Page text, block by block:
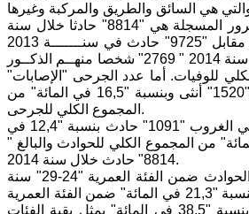
وبحسب تقرير حوادث المرور الذي أصدره الجهاز المركزي للإحصاء التابع الوزارة لسنة ان عدد حـوادث المرور المسجلة هي "8814" حادثا خلال سنة
2014 منها "2531" حادثا مميتا بنسبة "28,7 في المائة" وغير مميت "6283" حادثا وبنسبة "71,3 في المائة"، مقابل "9725" حادث في سنـــــــة 2013
وبانخفاض مقداره "9,4 في المائة". بينما سجــــلت عدد ضحايا حوادث المرور "الوفيات" حســب الجنس خلال سنة 2014 " 2769" شخصا منهــم الذكــور
شخصا بنسبة "20,8 في المائة" من المجموع الكلي للوفيات. أما عدد الجرحى "الإصابات"
لحوادث المرور المسجلة حسب الجنس بلغ "9210" شخصا منهـم "7690 " ذكرا وبنسبة "83,5 في المائة" و"1520" أنثى وبنسبة "16,5 في المائة" من
المجموع الكلي للجرحى.
اما الحوادث حسب حالة الضياء الواقعة خلال النهار فقد سجلت "5781" حادث بنسبة "65,6 في المائة" إما في الغروب "1091" حادث بنسبة "12,4 في
"995" حـادث بنسبة "11,3 في المائة" وخلال الليل "947" حـــادثاً بنســبة "10,7 في المائة" من المجموع الكلي للحوادث والبالغ "
8814" حادث خلال سنة 2014.
عدد السواقين المشتركين في الحوادث بلغ "11566" سائق خلال سنة 2014 حيث سجل "2537" سائق في الحوادث ضمن الفئة العمرية "24-29" سنة
وبنسبة "21,9 في المائة" وتمثل أعلى نسبة للسواقين المشتركين في حين اشترك "2466" سائق بالحوادث وبنسبة "21,3 في المائة" ضمن الفئة العمرية
"30-35" سنة و"2117" سائق ضمن الفئة العمرية "18-23" سنة وبنسبة "18,3 في المائة" و"4446" سائق بنسبة "38,5 في المائة" يمثل بقية الفئات